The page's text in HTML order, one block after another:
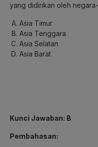
yang didirikan oleh
Asia Timur
Asia Tenggara
Asia Selatan
Asia Barat
Kunci Jawaban: B
Pembahasan: